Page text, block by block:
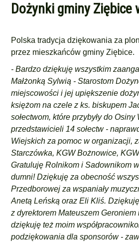
Dożynki gminy Ziębice
Polska tradycja dziękowania za
przez mieszkańców gminy Ziębice.
- Bardzo dziękuję wszystkim
Małżonką Sylwią - Starostom
miejscowości i jej upiększenie
księżom na czele z ks. biskupem
sołectwom, które przybyły do
przedstawicieli 14 sołectw -
Wiejskich za pomoc w organizacji,
Starczówka, KGW Bożnowice,
Gratuluję Rolnikom i Sadownikom
dumni! Dziękuję za obecność
Przedborowej za wspaniały
Anetą Leńską oraz Eli Kliś.
z dyrektorem Mateuszem
dziękuję też moim
podziękowania dla sponsorów -